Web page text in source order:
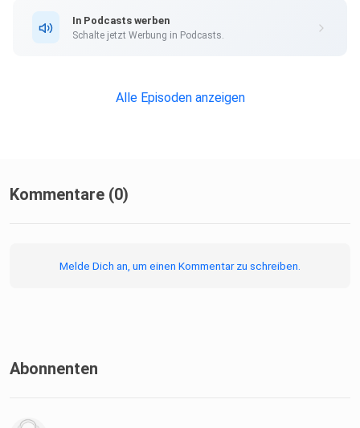
In Podcasts werben
Schalte jetzt Werbung in Podcasts.
Alle Episoden anzeigen
Kommentare (0)
Melde Dich an, um einen Kommentar zu schreiben.
Abonnenten